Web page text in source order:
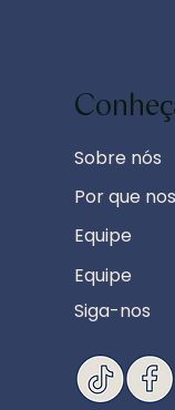
Sobre nós
Por que
Equipe
Equipe
Siga-nos